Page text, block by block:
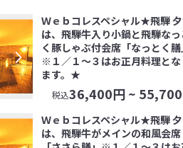
Ｗｅｂコレスペシャル★飛騨
は、飛騨牛入り小鍋と飛騨なっ
く豚しゃぶ付会席「なっとく膳
※１／１～３はお正月料理とな
ます。★
税込36,400円 ~ 55,700
Ｗｅｂコレスペシャル★飛騨
は、飛騨牛がメインの和風会席